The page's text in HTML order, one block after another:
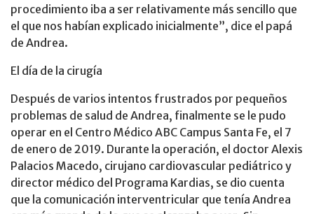
procedimiento iba a ser relativamente más sencillo que
el que nos habían explicado inicialmente”, dice el papá
de Andrea.
El día de la cirugía
Después de varios intentos frustrados por pequeños
problemas de salud de Andrea, finalmente se le pudo
operar en el Centro Médico ABC Campus Santa Fe, el 7
de enero de 2019. Durante la operación, el doctor Alexis
Palacios Macedo, cirujano cardiovascular pediátrico y
director médico del Programa Kardias, se dio cuenta
que la comunicación interventricular que tenía Andrea